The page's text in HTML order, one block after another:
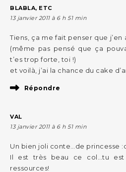
BLABLA, ETC
13 janvier 2011 à 6 h 51 min
Tiens, ça me fait penser que
(même pas pensé que ça
t’es trop forte, toi !)
et voilà, j’ai la chance du cake
Répondre
VAL
13 janvier 2011 à 6 h 51 min
Un bien joli conte…de princesse
Il est très beau ce col…tu
ressources!